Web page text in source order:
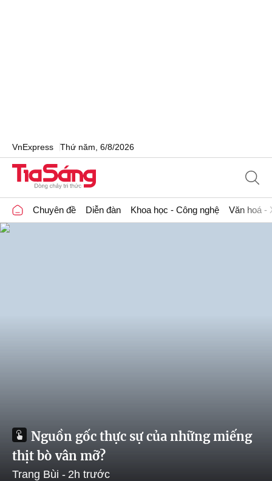
VnExpress Thứ năm, 6/8/2026
Chuyên đề Diễn đàn Khoa học - Công nghệ Văn hoá -
Nguồn gốc thực sự của những miếng
thịt bò vân mỡ?
Trang Bùi 2h trước